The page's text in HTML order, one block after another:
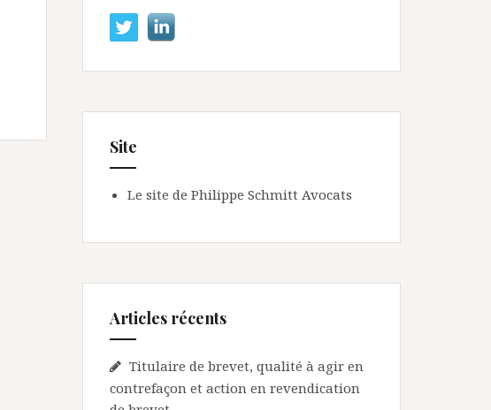
Site
Le site de Philippe Schmitt Avocats
Articles récents
Titulaire de brevet, qualité à agir en
contrefaçon et action en revendication